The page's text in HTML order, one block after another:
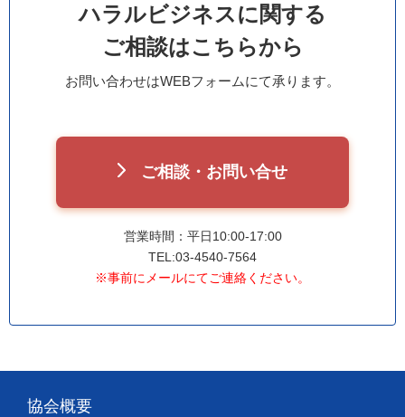
ハラルビジネスに関する
ご相談はこちらから
お問い合わせはWEBフォームにて承ります。
ご相談・お問い合せ
営業時間：平日10:00-17:00
TEL:03-4540-7564
※事前にメールにてご連絡ください。
協会概要